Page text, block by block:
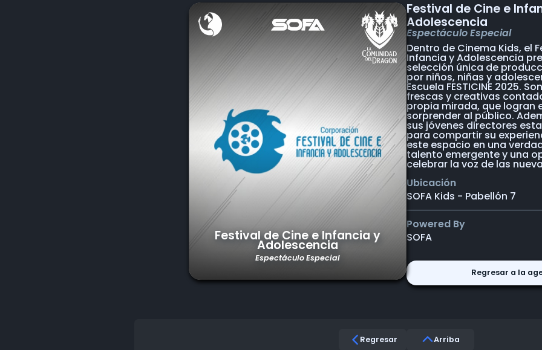
Festival de Cine e Infancia y
Adolescencia
Espectáculo Especial
Festival de Cine e
Adolescencia
Espectáculo Especial
Dentro de Cinema Kids, el
Infancia y Adolescencia
selección única de
por niños, niñas y
Escuela FESTICINE 2025.
frescas y creativas
propia mirada, que logran
sorprender al público.
sus jóvenes directores
para compartir su
este espacio en una
talento emergente y una
celebrar la voz de las
Ubicación
SOFA Kids - Pabellón 7
Powered By
SOFA
Regresar a la
Regresar Arriba